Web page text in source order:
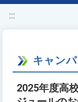
:::
キャン
2025年度高